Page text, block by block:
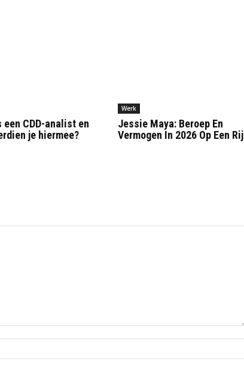
een CDD-analist en
je hiermee?
Werk
Jessie Maya: Beroep En
Vermogen In 2026 Op Een Rij